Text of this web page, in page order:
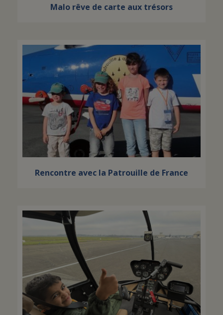
Malo rêve de carte aux trésors
Rencontre avec la Patrouille de France